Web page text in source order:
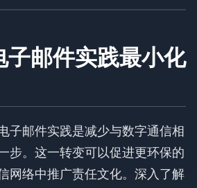
子邮件实践最小化
子邮件实践是减少与数字通信相
步。这一转变可以促进更环保的
网络中推广责任文化。深入了解